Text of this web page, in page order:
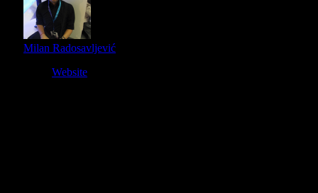
Milan Radosavljević
Website